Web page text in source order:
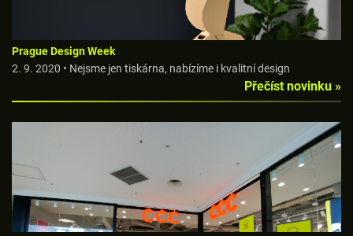
Prague Design Week
2. 9. 2020 • Nejsme jen tiskárna, nabízíme i kvalitní design
Přečíst novinku »